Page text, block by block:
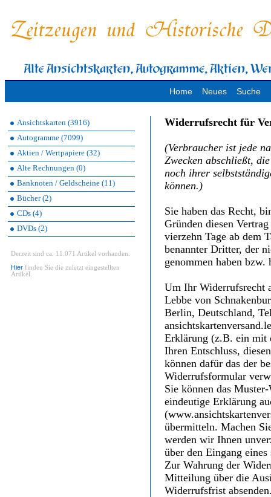
Home Neues Suche
Ansichtskarten (3916)
Autogramme (7099)
Aktien / Wertpapiere (32)
Alte Rechnungen (0)
Banknoten / Geldscheine (11)
Bücher (2)
CDs (4)
DVDs (2)
Derzeit sind ca. 11.071 Artikel vorhanden.
Hier finden Sie die zuletzt eingestellten
Artikel.
Widerrufsrecht für
(Verbraucher ist jede
Zwecken abschließt,
noch ihrer
können.)
Sie haben das Recht,
Gründen diesen
vierzehn Tage ab dem
benannter Dritter, der
genommen haben bzw.
Um Ihr Widerrufsrecht
Lebbe von
Berlin, Deutschland,
Erklärung (z.B. ein mit
Ihren Entschluss,
können dafür das der
Widerrufsformular
Sie können das
eindeutige Erklärung
übermitteln. Machen
werden wir Ihnen
über den Eingang
Zur Wahrung der
Mitteilung über die
Widerrufsfrist